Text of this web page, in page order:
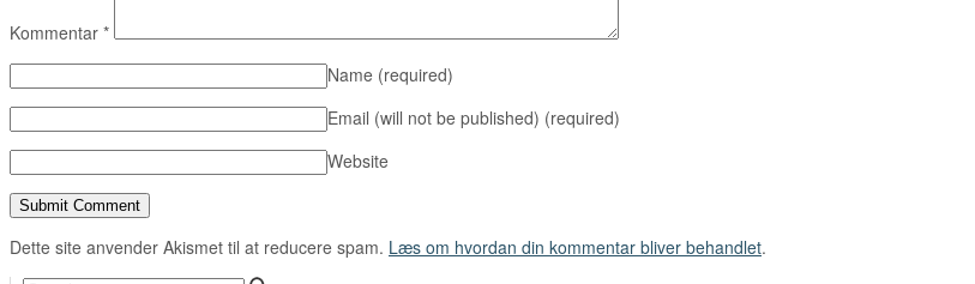
Kommentar *
Name (required)
Email (will not be published) (required)
Website
Dette site anvender Akismet til at reducere spam. Læs om hvordan din kommentar bliver behandlet.